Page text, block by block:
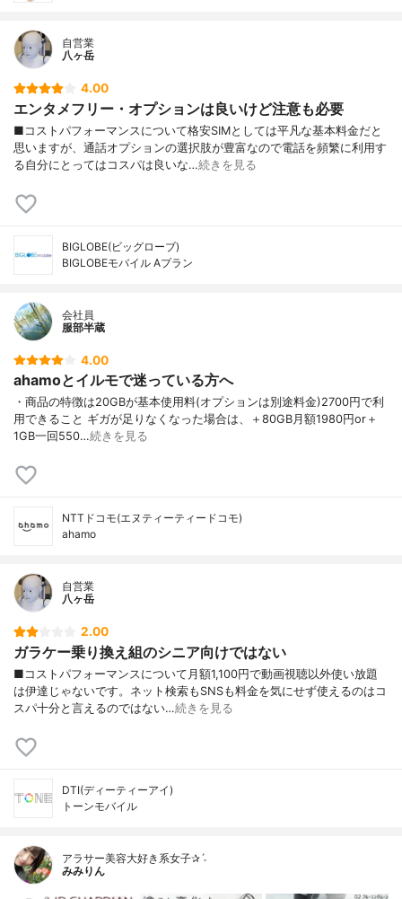
自営業
八ヶ岳
4.00
エンタメフリー・オプションは良いけど注意も必要
■コストパフォーマンスについて格安SIMとしては平凡な基本料金だと
思いますが、通話オプションの選択肢が豊富なので電話を頻繁に利用す
る自分にとってはコスパは良いな…続きを見る
BIGLOBE(ビッグローブ)
BIGLOBEモバイル Aプラン
会社員
服部半蔵
4.00
ahamoとイルモで迷っている方へ
・商品の特徴は20GBが基本使用料(オプションは別途料金)2700円で利
用できること ギガが足りなくなった場合は、＋80GB月額1980円or＋
1GB一回550…続きを見る
NTTドコモ(エヌティーティードコモ)
ahamo
自営業
八ヶ岳
2.00
ガラケー乗り換え組のシニア向けではない
■コストパフォーマンスについて月額1,100円で動画視聴以外使い放題
は伊達じゃないです。ネット検索もSNSも料金を気にせず使えるのはコ
スパ十分と言えるのではない…続きを見る
DTI(ディーティーアイ)
トーンモバイル
アラサー美容大好き系女子✰ˊ˗
みみりん